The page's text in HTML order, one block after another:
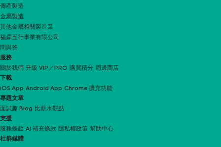
傳產製造
金屬製造
其他金屬相關製造業
福鼎五行事業有限公司
問與答
服務
關於我們 升級 VIP／PRO 購買積分 周邊商店
下載
iOS App Android App Chrome 擴充功能
專題文章
面試趣 Blog 比薪水觀點
支援
服務條款 AI 補充條款 隱私權政策 幫助中心
社群媒體